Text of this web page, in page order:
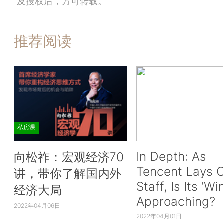
推荐阅读
私房课
向松祚：宏观经济70
讲，带你了解国内外
经济大局
2022年04月06日
In Depth: As
Tencent Lays
Staff, Is Its
Approaching?
2022年04月01日